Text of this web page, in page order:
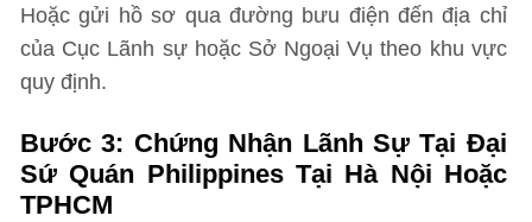
Hoặc gửi hồ sơ qua đường bưu điện đến địa chỉ
của Cục Lãnh sự hoặc Sở Ngoại Vụ theo khu vực
quy định.
Bước 3: Chứng Nhận Lãnh Sự Tại Đại
Sứ Quán Philippines Tại Hà Nội Hoặc
TPHCM